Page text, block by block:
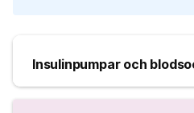
Insulinpumpar och